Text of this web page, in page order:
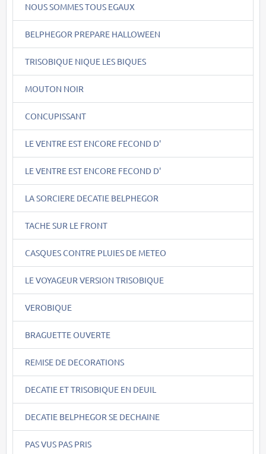
NOUS SOMMES TOUS EGAUX
BELPHEGOR PREPARE HALLOWEEN
TRISOBIQUE NIQUE LES BIQUES
MOUTON NOIR
CONCUPISSANT
LE VENTRE EST ENCORE FECOND D'
LE VENTRE EST ENCORE FECOND D'
LA SORCIERE DECATIE BELPHEGOR
TACHE SUR LE FRONT
CASQUES CONTRE PLUIES DE METEO
LE VOYAGEUR VERSION TRISOBIQUE
VEROBIQUE
BRAGUETTE OUVERTE
REMISE DE DECORATIONS
DECATIE ET TRISOBIQUE EN DEUIL
DECATIE BELPHEGOR SE DECHAINE
PAS VUS PAS PRIS